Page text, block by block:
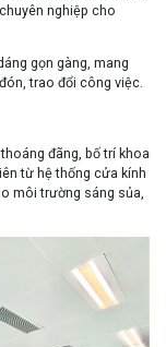
nghiệp cho
gọn gàng, mang
trao đổi công việc.
đãng, bố trí khoa
từ hệ thống cửa kính
môi trường sáng sủa,